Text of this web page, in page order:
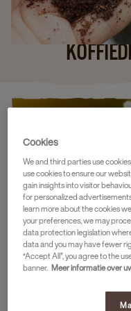
Cookies
We and third parties use
use cookies to ensure our
gain insights into visitor
for personalized
learn more about the cookies
your preferences, we may
data protection legislation
data and you may have fewer
“Accept All”, you agree to the
banner. Meer informatie over